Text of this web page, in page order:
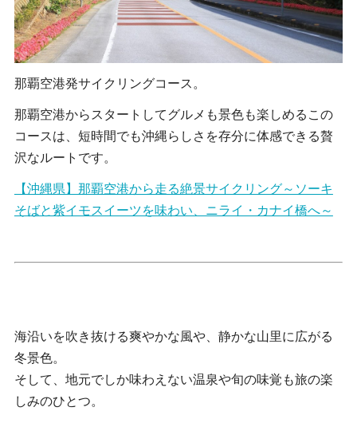
那覇空港発サイクリングコース。
那覇空港からスタートしてグルメも景色も楽しめるこの
コースは、短時間でも沖縄らしさを存分に体感できる贅
沢なルートです。
【沖縄県】那覇空港から走る絶景サイクリング～ソーキ
そばと紫イモスイーツを味わい、ニライ・カナイ橋へ～
海沿いを吹き抜ける爽やかな風や、静かな山里に広がる
冬景色。
そして、地元でしか味わえない温泉や旬の味覚も旅の楽
しみのひとつ。